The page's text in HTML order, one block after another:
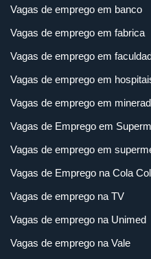
Vagas de emprego em banco
Vagas de emprego em fabrica
Vagas de emprego em
Vagas de emprego em
Vagas de emprego em
Vagas de Emprego em
Vagas de emprego em
Vagas de Emprego na Cola
Vagas de emprego na TV
Vagas de emprego na Unimed
Vagas de emprego na Vale